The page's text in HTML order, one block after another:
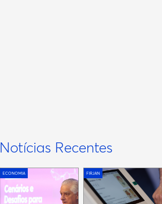
Notícias Recentes
ECONOMIA FIRJAN